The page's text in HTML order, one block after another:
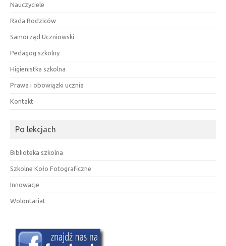
Nauczyciele
Rada Rodziców
Samorząd Uczniowski
Pedagog szkolny
Higienistka szkolna
Prawa i obowiązki ucznia
Kontakt
Po lekcjach
Biblioteka szkolna
Szkolne Koło Fotograficzne
Innowacje
Wolontariat